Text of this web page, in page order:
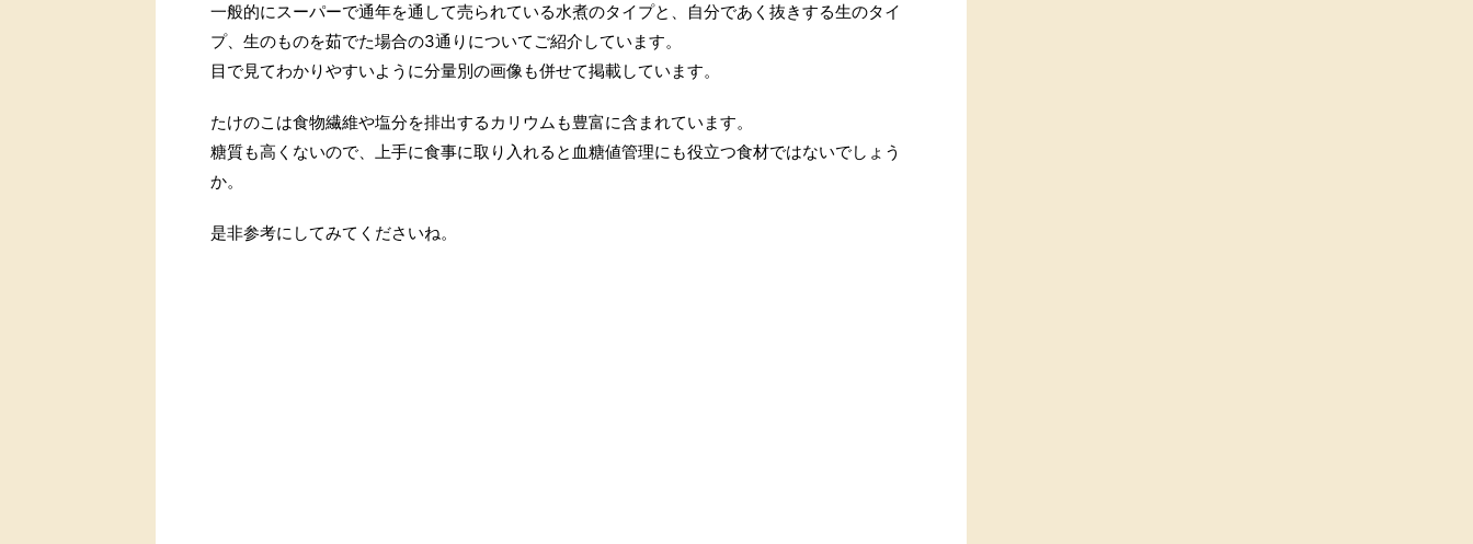
一般的にスーパーで通年を通して売られている水煮のタイプと、自分であく抜きする生のタイ
プ、生のものを茹でた場合の3通りについてご紹介しています。
目で見てわかりやすいように分量別の画像も併せて掲載しています。
たけのこは食物繊維や塩分を排出するカリウムも豊富に含まれています。
糖質も高くないので、上手に食事に取り入れると血糖値管理にも役立つ食材ではないでしょう
か。
是非参考にしてみてくださいね。